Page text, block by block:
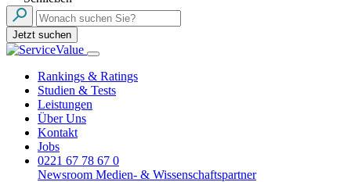
Jetzt suchen
Rankings & Ratings
Studien & Tests
Leistungen
Über Uns
Kontakt
Jobs
0221 67 78 67 0
Newsroom Medien- & Wissenschaftspartner